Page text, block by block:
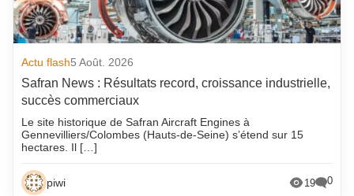
Actu flash5 Août. 2026
Safran News : Résultats record, croissance industrielle,
succès commerciaux
Le site historique de Safran Aircraft Engines à
Gennevilliers/Colombes (Hauts-de-Seine) s’étend sur 15
hectares. Il […]
piwi 19 0